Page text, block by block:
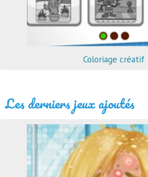
Coloriage créatif
Les derniers jeux ajoutés